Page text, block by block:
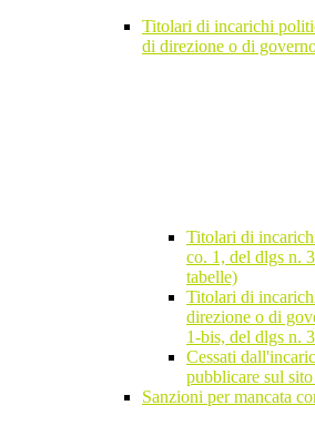
Titolari di incarichi
di direzione o di
Titolari di
co. 1, del dlgs n.
tabelle)
Titolari di
direzione o di
1-bis, del dlgs n.
Cessati
pubblicare sul
Sanzioni per mancata